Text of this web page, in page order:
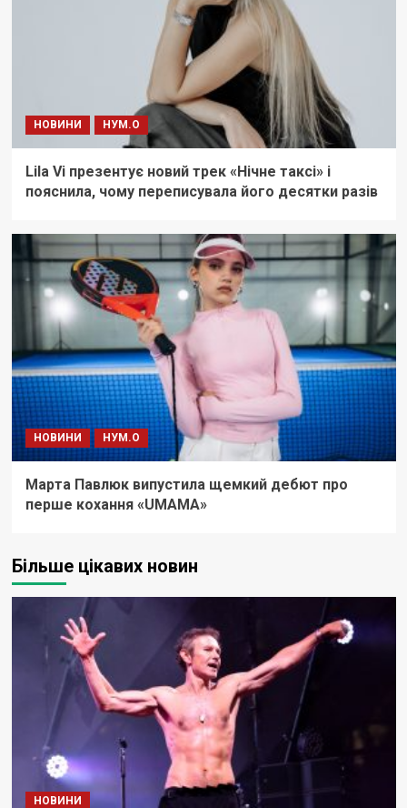
НОВИНИ НУМ.О
Lila Vi презентує новий трек «Нічне таксі» і
пояснила, чому переписувала його десятки разів
НОВИНИ НУМ.О
Марта Павлюк випустила щемкий дебют про
перше кохання «UМАМА»
Більше цікавих новин
НОВИНИ